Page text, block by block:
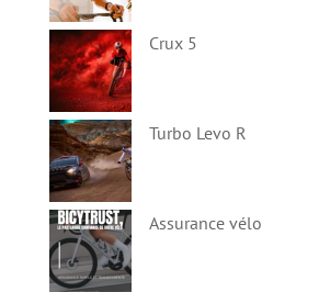
Crux 5
Turbo Levo R
Assurance vélo